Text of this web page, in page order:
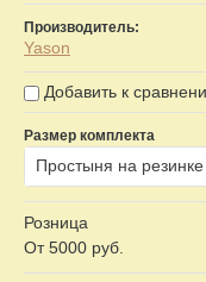
Производитель:
Yason
Добавить к
Размер комплекта
Простыня на
Розница
От 5000 руб.